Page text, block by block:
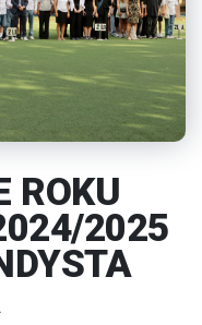
ROKU
2025